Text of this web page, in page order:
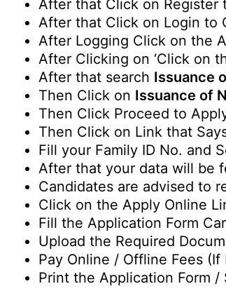
After that Click on Register
After that Click on Login to
After Logging Click on the
After Clicking on ‘Click on
After that search Issuance
Then Click on Issuance of
Then Click Proceed to
Then Click on Link that
Fill your Family ID No. and
After that your data will be
Candidates are advised to
Click on the Apply Online
Fill the Application Form
Upload the Required
Pay Online / Offline Fees (If
Print the Application Form /